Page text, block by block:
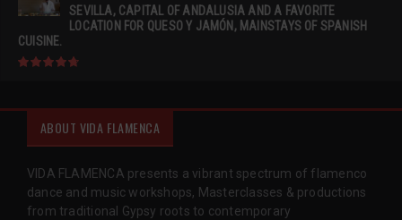
SEVILLA, CAPITAL OF ANDALUSIA AND A FAVORITE
LOCATION FOR QUESO Y JAMÓN, MAINSTAYS OF SPANISH
CUISINE.
ABOUT VIDA FLAMENCA
VIDA FLAMENCA presents a vibrant spectrum of flamenco
dance and music workshops, Masterclasses & productions
from traditional Gypsy roots to contemporary